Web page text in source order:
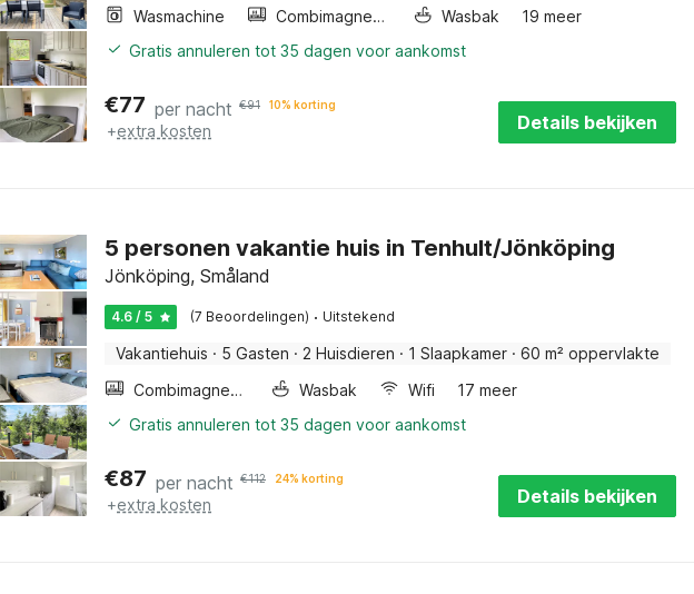
Wasmachine
Combimagnetron Wasbak
19 meer
Gratis annuleren tot 35 dagen voor aankomst
€77 per nacht €91 10% korting
+extra kosten Details bekijken
5 personen vakantie huis in Tenhult/Jönköping
Jönköping, Småland
4.6 / 5 (7 Beoordelingen) · Uitstekend
Vakantiehuis · 5 Gasten · 2 Huisdieren · 1 Slaapkamer · 60 m² oppervlakte
Combimagnetron
Wasbak Wifi
17 meer
Gratis annuleren tot 35 dagen voor aankomst
€87 per nacht €112 24% korting
+extra kosten Details bekijken